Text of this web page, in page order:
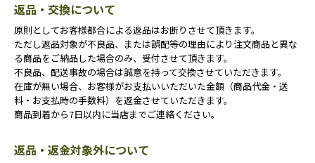
返品・交換について
原則としてお客様都合による返品はお断りさせて頂きます。
ただし返品対象が不良品、または誤配等の理由により注文商品と異な
る商品をご納品した場合のみ、受付させて頂きます。
不良品、配送事故の場合は誠意を持って交換させていただきます。
在庫が無い場合、お客様がお支払いいただいた金額（商品代金・送
料・お支払時の手数料）を返金させていただきます。
商品到着から7日以内に当店までご連絡ください。
返品・返金対象外について